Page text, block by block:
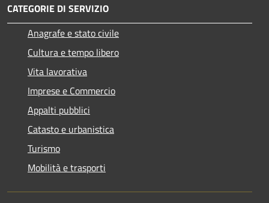
CATEGORIE DI SERVIZIO
Anagrafe e stato civile
Cultura e tempo libero
Vita lavorativa
Imprese e Commercio
Appalti pubblici
Catasto e urbanistica
Turismo
Mobilità e trasporti